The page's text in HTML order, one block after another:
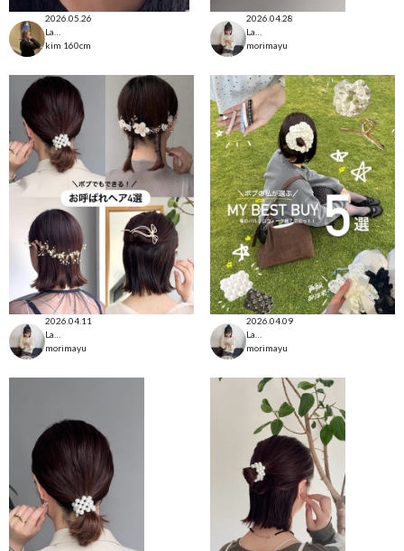
2026.05.26
kim 160cm
2026.04.28
morimayu
2026.04.11
morimayu
2026.04.09
morimayu